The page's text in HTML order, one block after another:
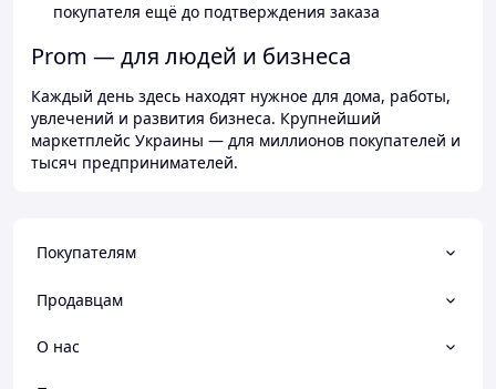
покупателя ещё до подтверждения заказа
Prom — для людей и бизнеса
Каждый день здесь находят нужное для дома, работы,
увлечений и развития бизнеса. Крупнейший
маркетплейс Украины — для миллионов покупателей и
тысяч предпринимателей.
Покупателям
Продавцам
О нас